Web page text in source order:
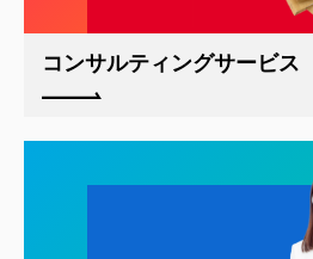
コンサルティングサービス